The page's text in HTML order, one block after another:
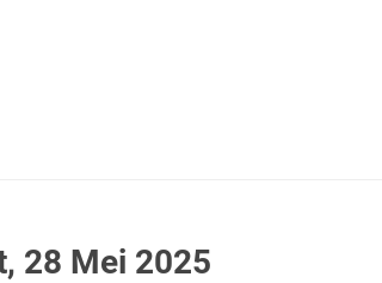
28 Mei 2025